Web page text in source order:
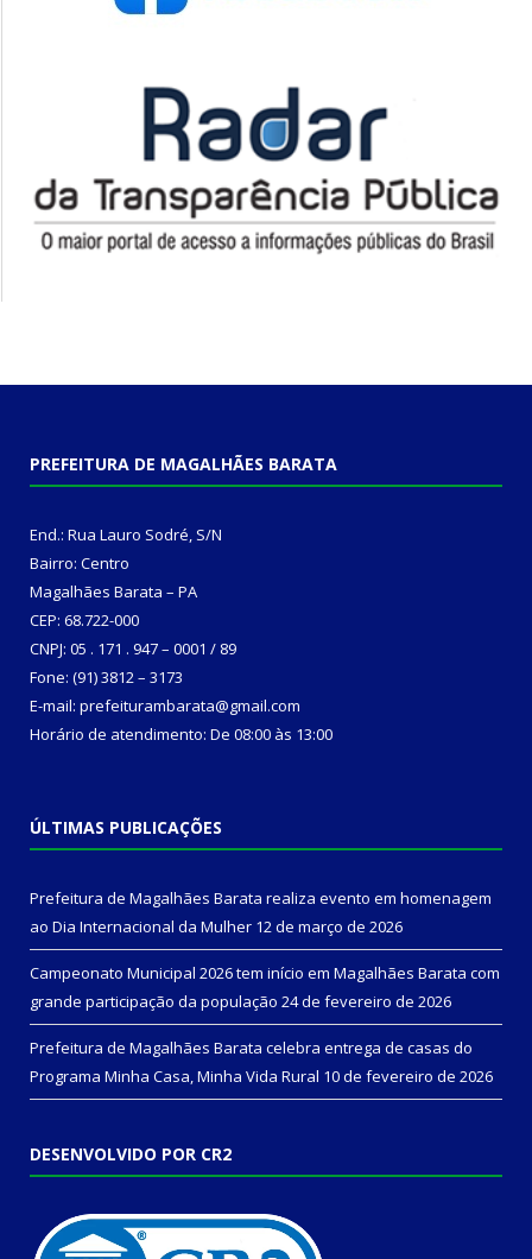
PREFEITURA DE MAGALHÃES BARATA
End.: Rua Lauro Sodré, S/N
Bairro: Centro
Magalhães Barata – PA
CEP: 68.722-000
CNPJ: 05 . 171 . 947 – 0001 / 89
Fone: (91) 3812 – 3173
E-mail: prefeiturambarata@gmail.com
Horário de atendimento: De 08:00 às 13:00
ÚLTIMAS PUBLICAÇÕES
Prefeitura de Magalhães Barata realiza evento em homenagem
ao Dia Internacional da Mulher 12 de março de 2026
Campeonato Municipal 2026 tem início em Magalhães Barata com
grande participação da população 24 de fevereiro de 2026
Prefeitura de Magalhães Barata celebra entrega de casas do
Programa Minha Casa, Minha Vida Rural 10 de fevereiro de 2026
DESENVOLVIDO POR CR2